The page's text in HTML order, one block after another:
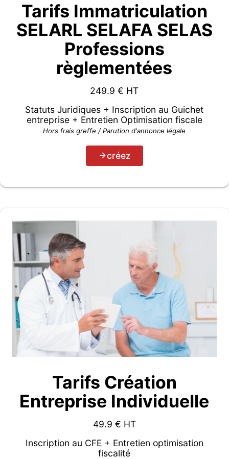
Tarifs Immatriculation
SELARL SELAFA SELAS
Professions
règlementées
249.9 € HT
Statuts Juridiques + Inscription au Guichet
entreprise + Entretien Optimisation fiscale
Hors frais greffe / Parution d'annonce légale
créez
Tarifs Création
Entreprise Individuelle
49.9 € HT
Inscription au CFE + Entretien optimisation
fiscalité